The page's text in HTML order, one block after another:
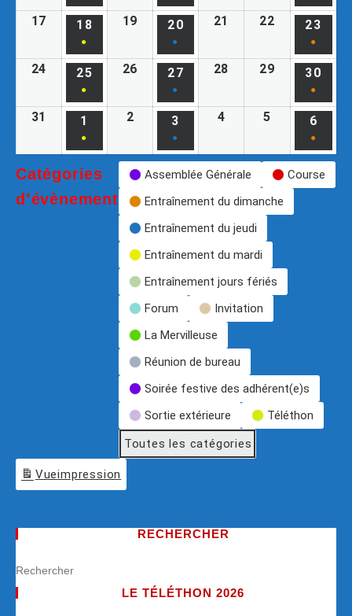
17 18
●
19 20
●
21 22 23
●
24 25
●
26 27
●
28 29 30
●
31 1
●
2 3
●
4 5 6
●
Catégories
d’évènement
Assemblée Générale
Course
Entraînement du dimanche
Entraînement du jeudi
Entraînement du mardi
Entraînement jours fériés
Forum
Invitation
La Mervilleuse
Réunion de bureau
Soirée festive des adhérent(e)s
Sortie extérieure
Téléthon
Toutes les catégories
Vueimpression
RECHERCHER
LE TÉLÉTHON 2026